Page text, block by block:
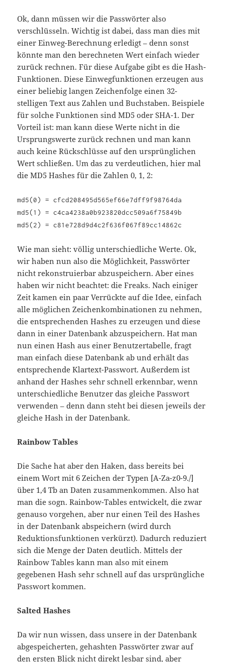
Ok, dann müssen wir die Passwörter also
verschlüsseln. Wichtig ist dabei, dass man dies mit
einer Einweg-Berechnung erledigt – denn sonst
könnte man den berechneten Wert einfach wieder
zurück rechnen. Für diese Aufgabe gibt es die Hash-
Funktionen. Diese Einwegfunktionen erzeugen aus
einer beliebig langen Zeichenfolge einen 32-
stelligen Text aus Zahlen und Buchstaben. Beispiele
für solche Funktionen sind MD5 oder SHA-1. Der
Vorteil ist: man kann diese Werte nicht in die
Ursprungswerte zurück rechnen und man kann
auch keine Rückschlüsse auf den ursprünglichen
Wert schließen. Um das zu verdeutlichen, hier mal
die MD5 Hashes für die Zahlen 0, 1, 2:
md5(0) = cfcd208495d565ef66e7dff9f98764da
md5(1) = c4ca4238a0b923820dcc509a6f75849b
md5(2) = c81e728d9d4c2f636f067f89cc14862c
Wie man sieht: völlig unterschiedliche Werte. Ok,
wir haben nun also die Möglichkeit, Passwörter
nicht rekonstruierbar abzuspeichern. Aber eines
haben wir nicht beachtet: die Freaks. Nach einiger
Zeit kamen ein paar Verrückte auf die Idee, einfach
alle möglichen Zeichenkombinationen zu nehmen,
die entsprechenden Hashes zu erzeugen und diese
dann in einer Datenbank abzuspeichern. Hat man
nun einen Hash aus einer Benutzertabelle, fragt
man einfach diese Datenbank ab und erhält das
entsprechende Klartext-Passwort. Außerdem ist
anhand der Hashes sehr schnell erkennbar, wenn
unterschiedliche Benutzer das gleiche Passwort
verwenden – denn dann steht bei diesen jeweils der
gleiche Hash in der Datenbank.
Rainbow Tables
Die Sache hat aber den Haken, dass bereits bei
einem Wort mit 6 Zeichen der Typen [A-Za-z0-9./]
über 1,4 Tb an Daten zusammenkommen. Also hat
man die sogn. Rainbow-Tables entwickelt, die zwar
genauso vorgehen, aber nur einen Teil des Hashes
in der Datenbank abspeichern (wird durch
Reduktionsfunktionen verkürzt). Dadurch reduziert
sich die Menge der Daten deutlich. Mittels der
Rainbow Tables kann man also mit einem
gegebenen Hash sehr schnell auf das ursprüngliche
Passwort kommen.
Salted Hashes
Da wir nun wissen, dass unsere in der Datenbank
abgespeicherten, gehashten Passwörter zwar auf
den ersten Blick nicht direkt lesbar sind, aber